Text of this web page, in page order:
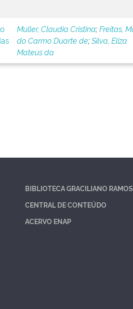
Muller, Claudia Cristina;Freitas,
do Carmo Duarte de;Silva, Eliza
Mateus da
BIBLIOTECA GRACILIANO RAMOS
CENTRAL DE CONTEÚDO
ACERVO ENAP